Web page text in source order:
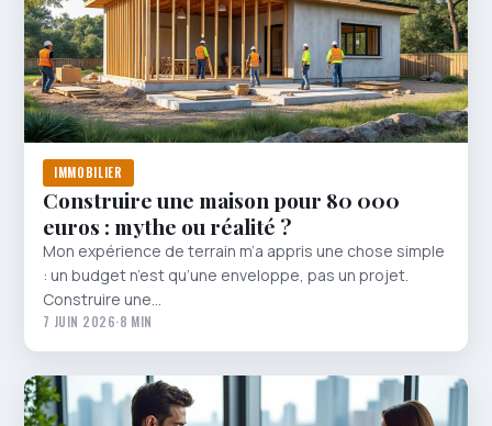
IMMOBILIER
Construire une maison pour 80 000
euros : mythe ou réalité ?
Mon expérience de terrain m’a appris une chose simple
: un budget n’est qu’une enveloppe, pas un projet.
Construire une…
7 JUIN 2026·8 MIN